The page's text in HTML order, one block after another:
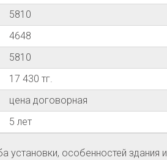
5810
4648
5810
17 430 тг.
цена договорная
5 лет
установки, особенностей здания и